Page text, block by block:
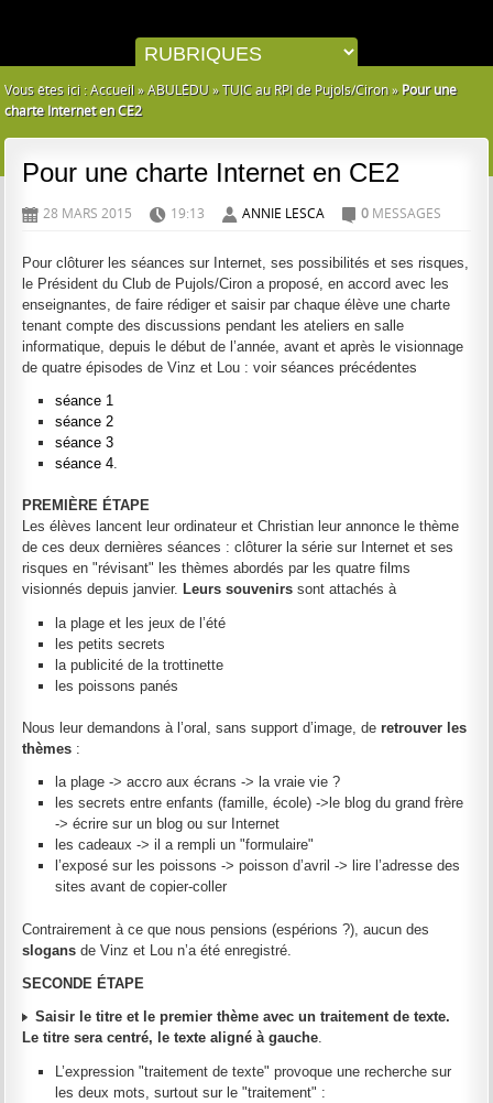
Vous êtes ici :Accueil »ABULÉDU »TUIC au RPI de Pujols/Ciron» Pour une
charte Internet en CE2
Pour une charte Internet en CE2
D 28 MARS 2015 H 19:13 A ANNIE LESCA 0 MESSAGES
Pour clôturer les séances sur Internet, ses possibilités et ses risques,
le Président du Club de Pujols/Ciron a proposé, en accord avec les
enseignantes, de faire rédiger et saisir par chaque élève une charte
tenant compte des discussions pendant les ateliers en salle
informatique, depuis le début de l’année, avant et après le visionnage
de quatre épisodes de Vinz et Lou : voir séances précédentes
séance 1
séance 2
séance 3
séance 4.
PREMIÈRE ÉTAPE
Les élèves lancent leur ordinateur et Christian leur annonce le thème
de ces deux dernières séances : clôturer la série sur Internet et ses
risques en "révisant" les thèmes abordés par les quatre films
visionnés depuis janvier. Leurs souvenirs sont attachés à
la plage et les jeux de l’été
les petits secrets
la publicité de la trottinette
les poissons panés
Nous leur demandons à l’oral, sans support d’image, deretrouver les
thèmes :
la plage -> accro aux écrans -> la vraie vie ?
les secrets entre enfants (famille, école) ->le blog du grand frère
-> écrire sur un blog ou sur Internet
les cadeaux -> il a rempli un "formulaire"
l’exposé sur les poissons -> poisson d’avril -> lire l’adresse des
sites avant de copier-coller
Contrairement à ce que nous pensions (espérions ?), aucun des
slogans de Vinz et Lou n’a été enregistré.
SECONDE ÉTAPE
Saisir le titre et le premier thème avec un traitement de texte.
Le titre sera centré, le texte aligné à gauche.
L’expression "traitement de texte" provoque une recherche sur
les deux mots, surtout sur le "traitement" :